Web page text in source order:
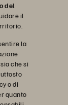
del
il
la
che si
o di
quanto